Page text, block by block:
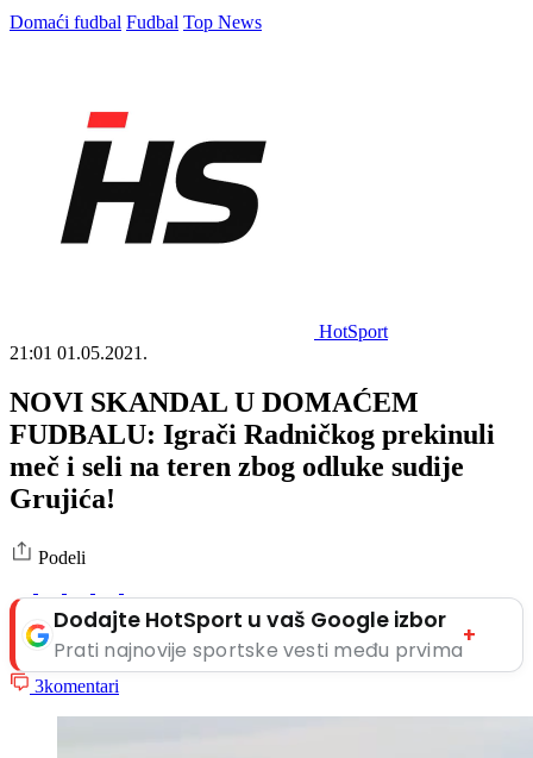
Domaći fudbal Fudbal Top News
HotSport
21:01 01.05.2021.
NOVI SKANDAL U DOMAĆEM
FUDBALU: Igrači Radničkog prekinuli
meč i seli na teren zbog odluke sudije
Grujića!
Podeli
Dodajte HotSport u vaš Google izbor
Prati najnovije sportske vesti među prvima
+
3komentari